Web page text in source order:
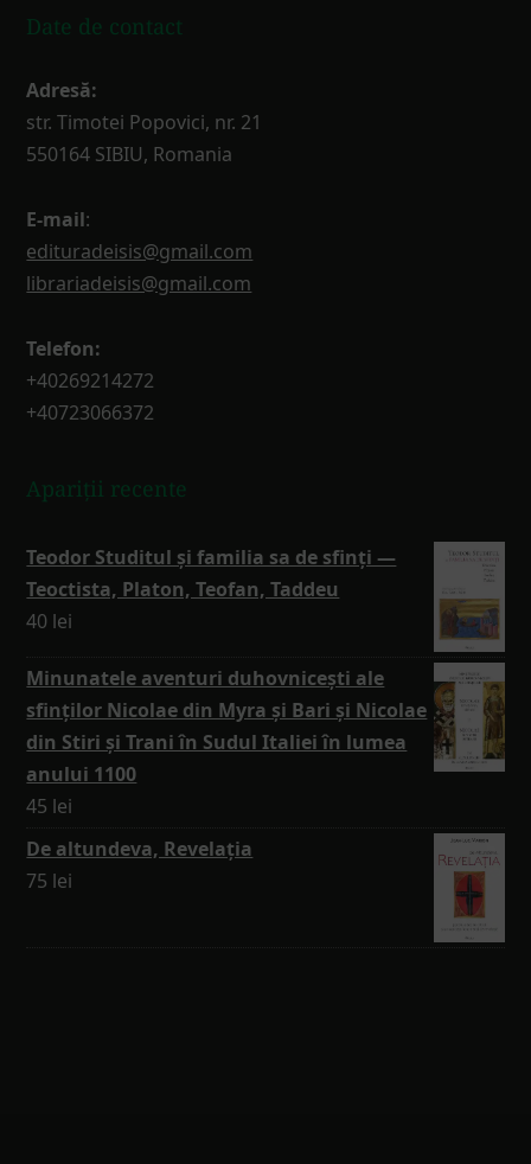
Date de contact
Adresă:
str. Timotei Popovici, nr. 21
550164 SIBIU, Romania
E-mail:
edituradeisis@gmail.com
librariadeisis@gmail.com
Telefon:
+40269214272
+40723066372
Apariții recente
Teodor Studitul și familia sa de sfinți —
Teoctista, Platon, Teofan, Taddeu
40 lei
Minunatele aventuri duhovnicești ale
sfinților Nicolae din Myra și Bari și Nicolae
din Stiri și Trani în Sudul Italiei în lumea
anului 1100
45 lei
De altundeva, Revelația
75 lei